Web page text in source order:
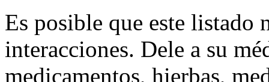
Es posible que este listado
interacciones. Dele a su
medicamentos, hierbas,